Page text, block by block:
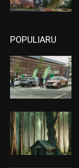
POPULIARU